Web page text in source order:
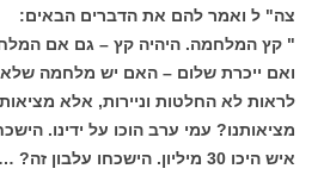
צה" ל ואמר להם את הדברים הבאים:
" קץ המלחמה. היהיה קץ – גם אם
ואם ייכרת שלום – האם יש מלחמה שלא
לראות לא החלטות וניירות, אלא
איש היכו 30 מיליון. הישכחו